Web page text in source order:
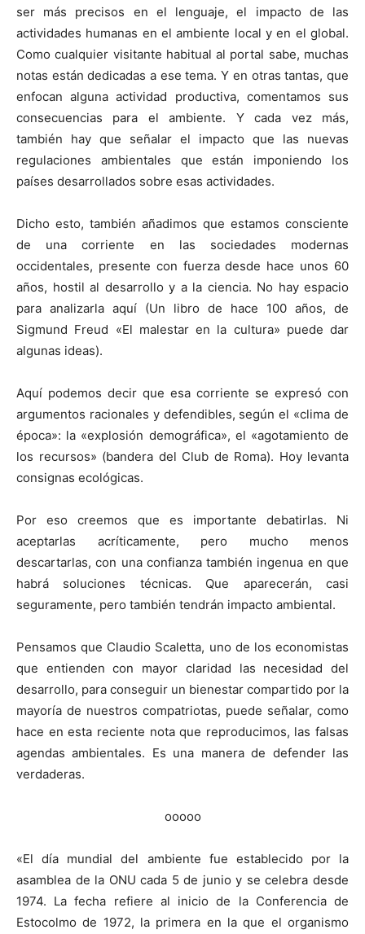
ser más precisos en el lenguaje, el impacto de las
actividades humanas en el ambiente local y en el global.
Como cualquier visitante habitual al portal sabe, muchas
notas están dedicadas a ese tema. Y en otras tantas, que
enfocan alguna actividad productiva, comentamos sus
consecuencias para el ambiente. Y cada vez más,
también hay que señalar el impacto que las nuevas
regulaciones ambientales que están imponiendo los
países desarrollados sobre esas actividades.
Dicho esto, también añadimos que estamos consciente
de una corriente en las sociedades modernas
occidentales, presente con fuerza desde hace unos 60
años, hostil al desarrollo y a la ciencia. No hay espacio
para analizarla aquí (Un libro de hace 100 años, de
Sigmund Freud «El malestar en la cultura» puede dar
algunas ideas).
Aquí podemos decir que esa corriente se expresó con
argumentos racionales y defendibles, según el «clima de
época»: la «explosión demográfica», el «agotamiento de
los recursos» (bandera del Club de Roma). Hoy levanta
consignas ecológicas.
Por eso creemos que es importante debatirlas. Ni
aceptarlas acríticamente, pero mucho menos
descartarlas, con una confianza también ingenua en que
habrá soluciones técnicas. Que aparecerán, casi
seguramente, pero también tendrán impacto ambiental.
Pensamos que Claudio Scaletta, uno de los economistas
que entienden con mayor claridad las necesidad del
desarrollo, para conseguir un bienestar compartido por la
mayoría de nuestros compatriotas, puede señalar, como
hace en esta reciente nota que reproducimos, las falsas
agendas ambientales. Es una manera de defender las
verdaderas.
ooooo
«El día mundial del ambiente fue establecido por la
asamblea de la ONU cada 5 de junio y se celebra desde
1974. La fecha refiere al inicio de la Conferencia de
Estocolmo de 1972, la primera en la que el organismo